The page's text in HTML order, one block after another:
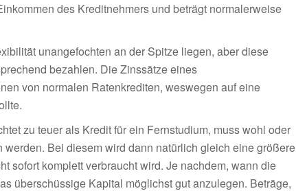
des Kreditnehmers und beträgt normalerweise
unangefochten an der Spitze liegen, aber diese
bezahlen. Die Zinssätze eines
von normalen Ratenkrediten, weswegen auf eine
zu teuer als Kredit für ein Fernstudium, muss wohl oder
Bei diesem wird dann natürlich gleich eine größere
sofort komplett verbraucht wird. Je nachdem, wann die
überschüssige Kapital möglichst gut anzulegen. Beträge,